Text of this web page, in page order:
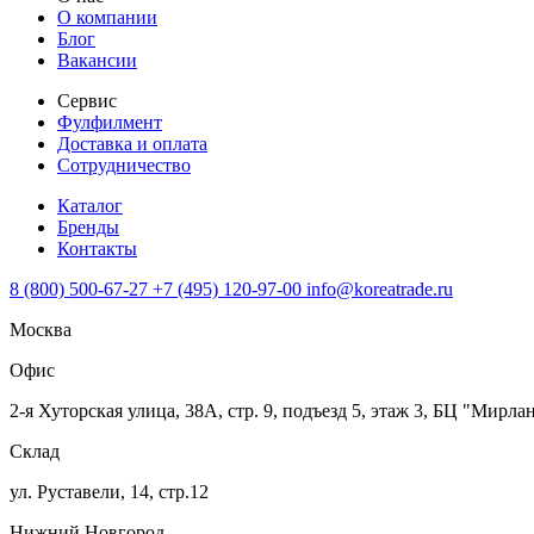
О компании
Блог
Вакансии
Сервис
Фулфилмент
Доставка и оплата
Сотрудничество
Каталог
Бренды
Контакты
8 (800) 500-67-27 +7 (495) 120-97-00 info@koreatrade.ru
Москва
Офис
2-я Хуторская улица, 38А, стр. 9, подъезд 5, этаж 3, БЦ
Склад
ул. Руставели, 14, стр.12